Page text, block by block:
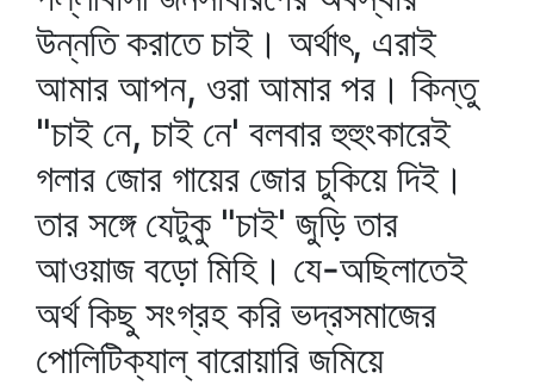
উন্নতি করাতে চাই। অর্থাৎ, এরাই
আমার আপন, ওরা আমার পর। কিন্তু
"চাই নে, চাই নে' বলবার হুহুংকারেই
গলার জোর গায়ের জোর চুকিয়ে দিই।
তার সঙ্গে যেটুকু "চাই' জুড়ি তার
আওয়াজ বড়ো মিহি। যে-অছিলাতেই
অর্থ কিছু সংগ্রহ করি ভদ্রসমাজের
পোলিটিক্যাল্‌ বারোয়ারি জমিয়ে